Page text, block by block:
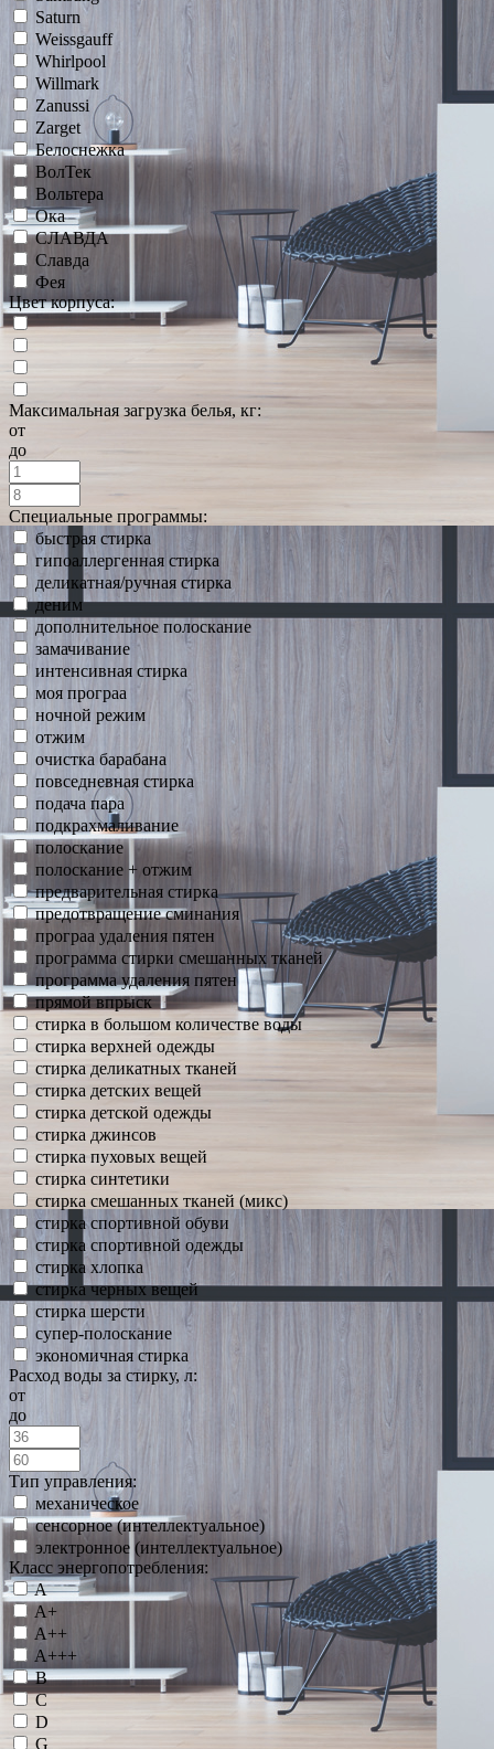
Saturn
Weissgauff
Whirlpool
Willmark
Zanussi
Zarget
Белоснежка
ВолТек
Вольтера
Ока
СЛАВДА
Славда
Фея
Цвет корпуса:
Максимальная загрузка белья, кг:
от
до
Специальные программы:
быстрая стирка
гипоаллергенная стирка
деликатная/ручная стирка
деним
дополнительное полоскание
замачивание
интенсивная стирка
моя програа
ночной режим
отжим
очистка барабана
повседневная стирка
подача пара
подкрахмаливание
полоскание
полоскание + отжим
предварительная стирка
предотвращение сминания
програа удаления пятен
программа стирки смешанных тканей
программа удаления пятен
прямой впрыск
стирка в большом количестве воды
стирка верхней одежды
стирка деликатных тканей
стирка детских вещей
стирка детской одежды
стирка джинсов
стирка пуховых вещей
стирка синтетики
стирка смешанных тканей (микс)
стирка спортивной обуви
стирка спортивной одежды
стирка хлопка
стирка черных вещей
стирка шерсти
супер-полоскание
экономичная стирка
Расход воды за стирку, л:
от
до
Тип управления:
механическое
сенсорное (интеллектуальное)
электронное (интеллектуальное)
Класс энергопотребления:
A
A+
A++
A+++
B
C
D
G